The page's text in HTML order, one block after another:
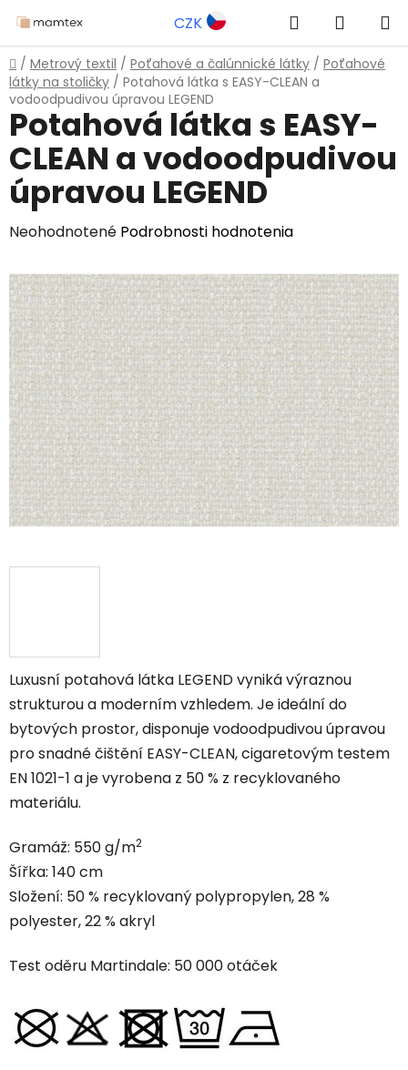
na
obsah
CZK Hľadať
KOŠÍK
Domov
/ Metrový textil / Poťahové a čalúnnické látky / Poťahové
látky na stoličky / Potahová látka s EASY-CLEAN a
vodoodpudivou úpravou LEGEND
Luxusní potahová látka LEGEND vyniká výraznou
strukturou a moderním vzhledem. Je ideální do
bytových prostor, disponuje vodoodpudivou úpravou
pro snadné čištění EASY-CLEAN, cigaretovým testem
EN 1021-1 a je vyrobena z 50 % z recyklovaného
materiálu.
Gramáž: 550 g/m2
Šířka: 140 cm
Složení: 50 % recyklovaný polypropylen, 28 %
polyester, 22 % akryl
Test oděru Martindale: 50 000 otáček
Potahová látka s EASY-
CLEAN a vodoodpudivou
úpravou LEGEND
Priemerné
produktu
je
0,0
z
5
hviezdičiek.
Neohodnotené Podrobnosti hodnotenia